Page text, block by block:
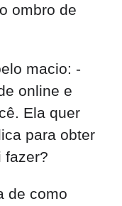
ombro de
macio: -
online e
Ela quer
para obter
fazer?
de como